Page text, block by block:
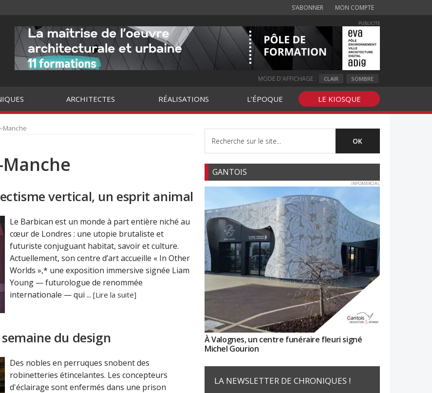
S’ABONNER MON COMPTE
PUBLICITE
MODE D'AFFICHAGE : CLAIR SOMBRE
ARCHITECTES RÉALISATIONS L’ÉPOQUE LE KIOSQUE
Manche
vertical, un esprit animal
Le Barbican est un monde à part entière niché au
cœur de Londres : une utopie brutaliste et
futuriste conjuguant habitat, savoir et culture.
Actuellement, son centre d’art accueille « In Other
Worlds »,* une exposition immersive signée Liam
Young — futurologue de renommée
internationale — qui ... [Lire la suite]
du design
Des nobles en perruques snobent des
robinetteries étincelantes. Les concepteurs
d'éclairage sont enfermés dans une prison
GANTOIS
INFOMERCIAL
À Valognes, un centre funéraire fleuri signé
Michel Gourion
LA NEWSLETTER DE CHRONIQUES !